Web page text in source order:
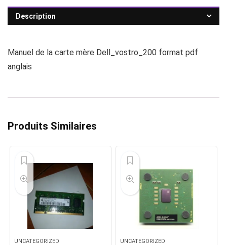
Description
Manuel de la carte mère Dell_vostro_200 format pdf
anglais
Produits Similaires
UNCATEGORIZED UNCATEGORIZED